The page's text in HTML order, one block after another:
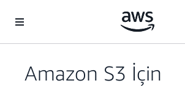
Amazon S3 İçin